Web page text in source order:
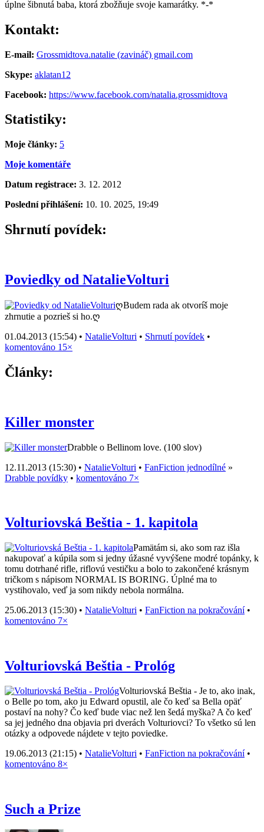
úplne šibnutá baba, ktorá zbožňuje svoje kamarátky. *-*
Kontakt:
E-mail: Grossmidtova.natalie (zavináč) gmail.com
Skype: aklatan12
Facebook: https://www.facebook.com/natalia.grossmidtova
Statistiky:
Moje články: 5
Moje komentáře
Datum registrace: 3. 12. 2012
Poslední přihlášení: 10. 10. 2025, 19:49
Shrnutí povídek:
Poviedky od NatalieVolturi
ღBudem rada ak otvoríš moje
zhrnutie a pozrieš si ho.ღ
01.04.2013 (15:54) • NatalieVolturi • Shrnutí povídek •
komentováno 15×
Články:
Killer monster
Drabble o Bellinom love. (100 slov)
12.11.2013 (15:30) • NatalieVolturi • FanFiction jednodílné »
Drabble povídky • komentováno 7×
Volturiovská Beštia - 1. kapitola
Pamätám si, ako som raz išla
nakupovať a kúpila som si jedny úžasné vyvýšene modré topánky, k
tomu dotrhané rifle, riflovú vestičku a bolo to zakončené krásnym
tričkom s nápisom NORMAL IS BORING. Úplné ma to
vystihovalo, veď ja som nikdy nebola normálna.
25.06.2013 (15:30) • NatalieVolturi • FanFiction na pokračování•
komentováno 7×
Volturiovská Beštia - Prológ
Volturiovská Beštia - Je to, ako inak,
o Belle po tom, ako ju Edward opustil, ale čo keď sa Bella opäť
postaví na nohy? Čo keď bude viac než len šedá myška? A čo keď
sa jej jedného dna objavia pri dverách Volturiovci? To všetko sú len
otázky a odpovede nájdete v tejto poviedke.
19.06.2013 (21:15) • NatalieVolturi • FanFiction na pokračování•
komentováno 8×
Such a Prize